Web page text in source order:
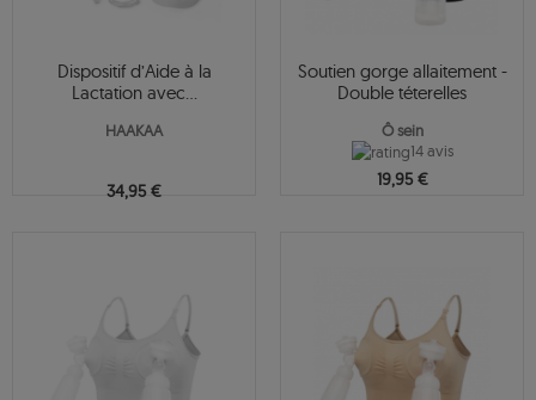
Dispositif d’Aide à la
Lactation avec...
HAAKAA
34,95 €
Soutien gorge allaitement -
Double téterelles
Ô sein
14 avis
19,95 €